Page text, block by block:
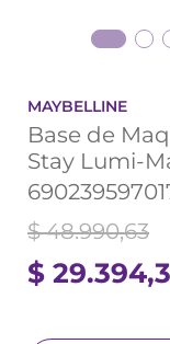
MAYBELLINE
Base de
Stay Lumi-
$ 29.394,
$ 48.990,63